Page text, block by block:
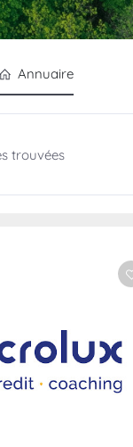
Annuaire
trouvées